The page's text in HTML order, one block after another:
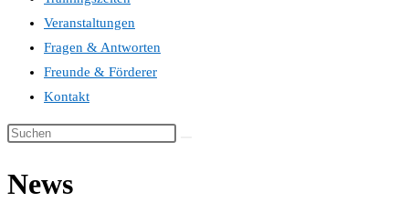
Veranstaltungen
Fragen & Antworten
Freunde & Förderer
Kontakt
News